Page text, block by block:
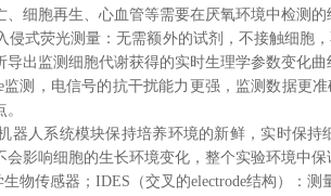
、细胞再生、心血管等需要在厌氧环境中检测的
侵式荧光测量：无需额外的试剂，不接触细胞
出监测细胞代谢获得的实时生理学参数变化曲
监测，电信号的抗干扰能力更强，监测数据更
器人系统模块保持培养环境的新鲜，实时保持
会影响细胞的生长环境变化，整个实验环境中保
物传感器；IDES（交叉的electrode结构）：测